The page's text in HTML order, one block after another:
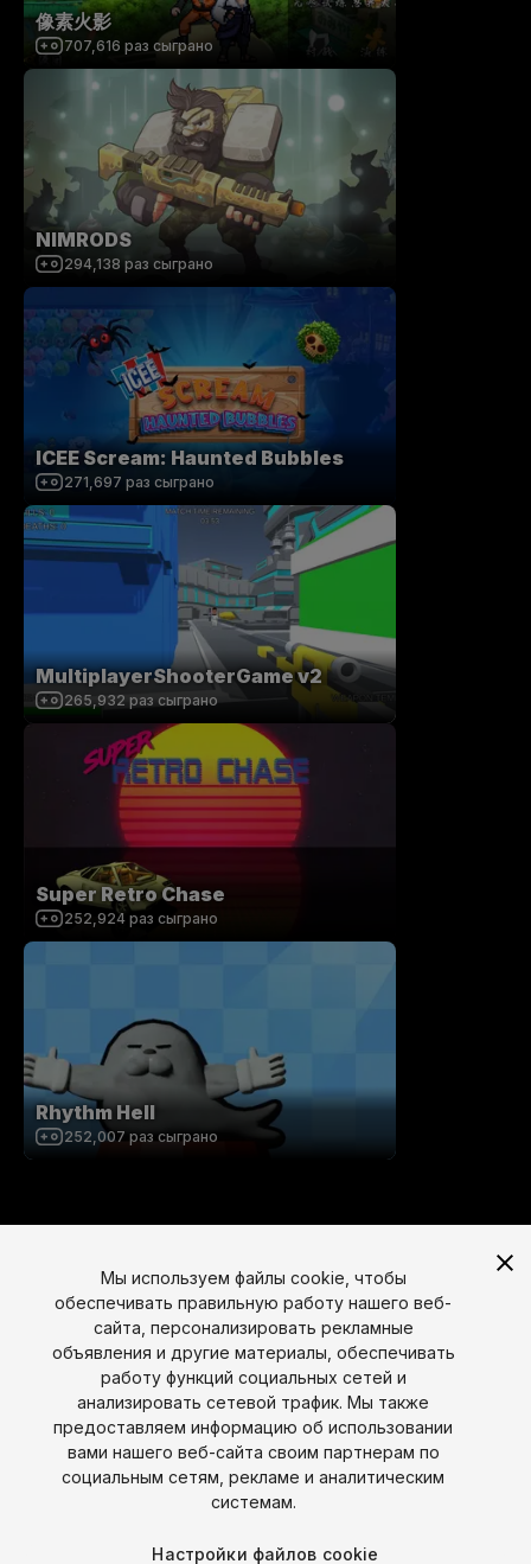
像素火影
707,616 раз сыграно
NIMRODS
294,138 раз сыграно
ICEE Scream: Haunted Bubbles
271,697 раз сыграно
MultiplayerShooterGame v2
265,932 раз сыграно
Super Retro Chase
252,924 раз сыграно
Rhythm Hell
252,007 раз сыграно
DeutschBahasa Indonesia
Português РусскийEspañol Türkçe
Мы используем файлы cookie, чтобы
обеспечивать правильную работу нашего веб-
сайта, персонализировать рекламные
объявления и другие материалы, обеспечивать
работу функций социальных сетей и
анализировать сетевой трафик. Мы также
предоставляем информацию об использовании
вами нашего веб-сайта своим партнерам по
социальным сетям, рекламе и аналитическим
системам.
Настройки файлов cookie